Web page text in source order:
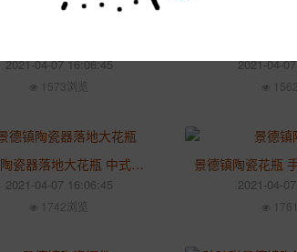
2021-04-07 16:06:45
1573浏览
2021-04-
景德镇陶瓷器落地大花瓶 中式酒店客厅摆件插花
2021-04-07 16:06:45
1742浏览
2021-04-